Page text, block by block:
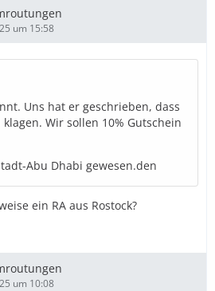
um 15:58
Uns hat er geschrieben, dass
Wir sollen 10% Gutschein
Abu Dhabi gewesen.den
ein RA aus Rostock?
um 10:08